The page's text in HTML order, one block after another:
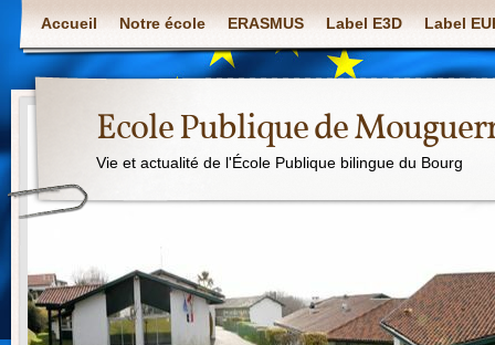
Accueil Notre école ERASMUS Label E3D Label
Ecole Publique de
Vie et actualité de l'École Publique bilingue du Bourg